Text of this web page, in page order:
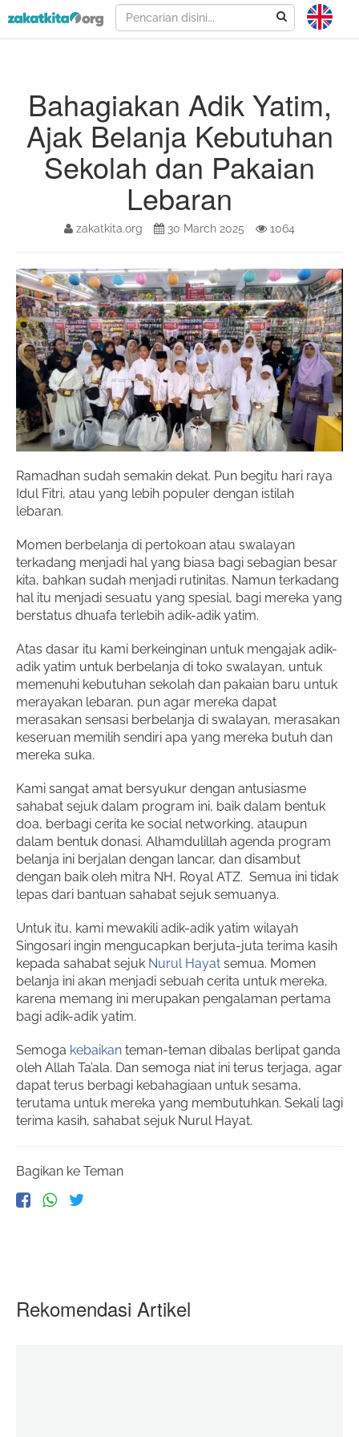
Bahagiakan Adik Yatim,
Ajak Belanja Kebutuhan
Sekolah dan Pakaian
Lebaran
zakatkita.org 30 March 2025 1064
Ramadhan sudah semakin dekat. Pun begitu hari raya
Idul Fitri, atau yang lebih populer dengan istilah
lebaran.
Momen berbelanja di pertokoan atau swalayan
terkadang menjadi hal yang biasa bagi sebagian besar
kita, bahkan sudah menjadi rutinitas. Namun terkadang
hal itu menjadi sesuatu yang spesial, bagi mereka yang
berstatus dhuafa terlebih adik-adik yatim.
Atas dasar itu kami berkeinginan untuk mengajak adik-
adik yatim untuk berbelanja di toko swalayan, untuk
memenuhi kebutuhan sekolah dan pakaian baru untuk
merayakan lebaran, pun agar mereka dapat
merasakan sensasi berbelanja di swalayan, merasakan
keseruan memilih sendiri apa yang mereka butuh dan
mereka suka.
Kami sangat amat bersyukur dengan antusiasme
sahabat sejuk dalam program ini, baik dalam bentuk
doa, berbagi cerita ke social networking, ataupun
dalam bentuk donasi. Alhamdulillah agenda program
belanja ini berjalan dengan lancar, dan disambut
dengan baik oleh mitra NH, Royal ATZ. Semua ini tidak
lepas dari bantuan sahabat sejuk semuanya.
Untuk itu, kami mewakili adik-adik yatim wilayah
Singosari ingin mengucapkan berjuta-juta terima kasih
kepada sahabat sejuk Nurul Hayat semua. Momen
belanja ini akan menjadi sebuah cerita untuk mereka,
karena memang ini merupakan pengalaman pertama
bagi adik-adik yatim.
Semoga kebaikan teman-teman dibalas berlipat ganda
oleh Allah Ta’ala. Dan semoga niat ini terus terjaga, agar
dapat terus berbagi kebahagiaan untuk sesama,
terutama untuk mereka yang membutuhkan. Sekali lagi
terima kasih, sahabat sejuk Nurul Hayat.
Bagikan ke Teman
Rekomendasi Artikel